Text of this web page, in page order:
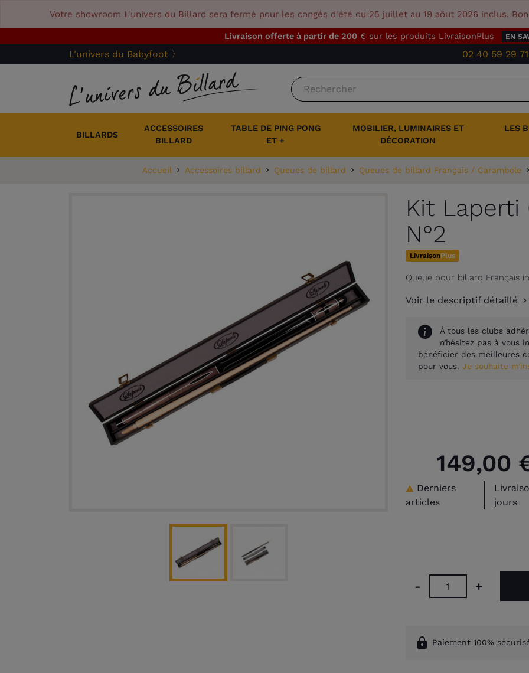
Votre showroom L'univers du Billard sera fermé pour les congés d'été du 25 juillet au 19 aôut 2026 inclus.
Livraison offerte à partir de 200 € sur les produits LivraisonPlus EN
L'univers du Babyfoot 〉 02 40 59 29 71
BILLARDS
ACCESSOIRES
BILLARD
TABLE DE PING PONG
ET +
MOBILIER, LUMINAIRES ET
DÉCORATION
LES
Accueil Accessoires billard Queues de billard Queues de billard Français / Carambole
Kit Laperti
N°2
LivraisonPlus
Queue pour billard Français
Voir le descriptif détaillé
À tous les clubs
n’hésitez pas à vous
bénéficier des meilleures
pour vous. Je souhaite
149,00
 Derniers
articles
jours
- +
lock Paiement 100%